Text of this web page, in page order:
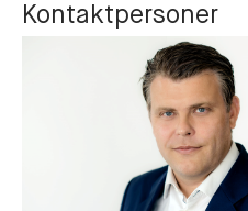
Kontaktpersoner